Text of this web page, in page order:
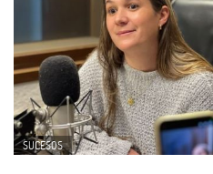
SUCESOS